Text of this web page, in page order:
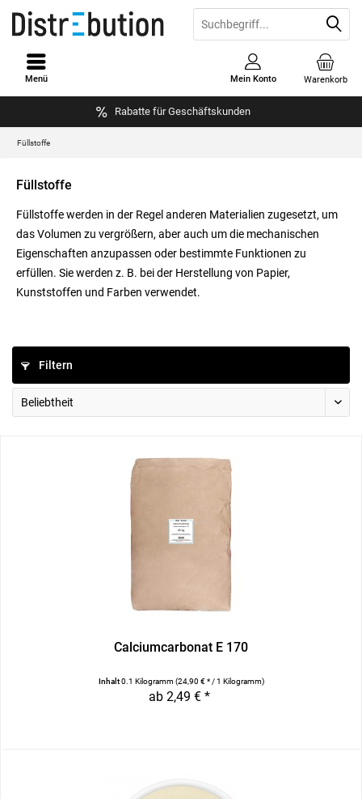
Rabatte für Geschäftskunden
Warenkorb
Mein Konto
Menü
Füllstoffe
Füllstoffe
Füllstoffe werden in der Regel anderen Materialien zugesetzt, um
das Volumen zu vergrößern, aber auch um die mechanischen
Eigenschaften anzupassen oder bestimmte Funktionen zu
erfüllen. Sie werden z. B. bei der Herstellung von Papier,
Kunststoffen und Farben verwendet.
Filtern
Calciumcarbonat E 170
Inhalt0.1 Kilogramm(24,90 € * / 1 Kilogramm)
ab 2,49 € *